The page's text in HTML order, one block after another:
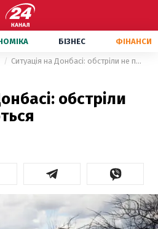
БІЗНЕС ФІНАНСИ
Ситуація на Донбасі: обстріли не припиняються
обстріли